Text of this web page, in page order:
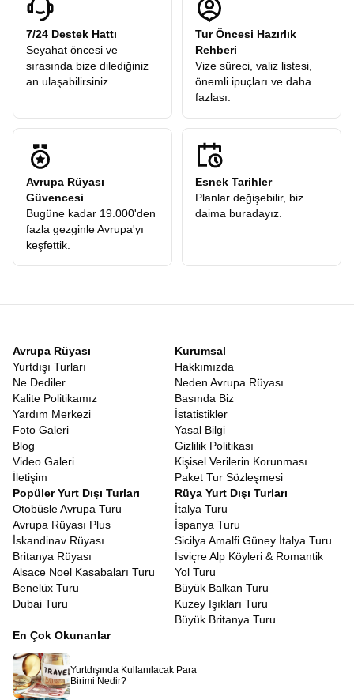
7/24 Destek Hattı
Seyahat öncesi ve
sırasında bize dilediğiniz
an ulaşabilirsiniz.
Tur Öncesi Hazırlık
Rehberi
Vize süreci, valiz listesi,
önemli ipuçları ve daha
fazlası.
Avrupa Rüyası
Güvencesi
Bugüne kadar 19.000'den
fazla gezginle Avrupa'yı
keşfettik.
Esnek Tarihler
Planlar değişebilir, biz
daima buradayız.
Avrupa Rüyası
Yurtdışı Turları
Ne Dediler
Kalite Politikamız
Yardım Merkezi
Foto Galeri
Blog
Video Galeri
İletişim
Kurumsal
Hakkımızda
Neden Avrupa Rüyası
Basında Biz
İstatistikler
Yasal Bilgi
Gizlilik Politikası
Kişisel Verilerin Korunması
Paket Tur Sözleşmesi
Popüler Yurt Dışı Turları
Otobüsle Avrupa Turu
Avrupa Rüyası Plus
İskandinav Rüyası
Britanya Rüyası
Alsace Noel Kasabaları Turu
Benelüx Turu
Dubai Turu
Rüya Yurt Dışı Turları
İtalya Turu
İspanya Turu
Sicilya Amalfi Güney İtalya Turu
İsviçre Alp Köyleri & Romantik
Yol Turu
Büyük Balkan Turu
Kuzey Işıkları Turu
Büyük Britanya Turu
En Çok Okunanlar
Yurtdışında Kullanılacak Para
Birimi Nedir?